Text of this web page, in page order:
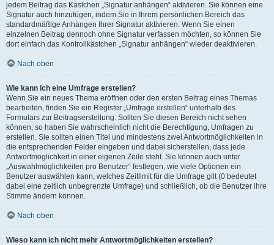
jedem Beitrag das Kästchen „Signatur anhängen“ aktivieren. Sie können eine
Signatur auch hinzufügen, indem Sie in Ihrem persönlichen Bereich das
standardmäßige Anhängen Ihrer Signatur aktivieren. Wenn Sie einen
einzelnen Beitrag dennoch ohne Signatur verfassen möchten, so können Sie
dort einfach das Kontrollkästchen „Signatur anhängen“ wieder deaktivieren.
Nach oben
Wie kann ich eine Umfrage erstellen?
Wenn Sie ein neues Thema eröffnen oder den ersten Beitrag eines Themas
bearbeiten, finden Sie ein Register „Umfrage erstellen“ unterhalb des
Formulars zur Beitragserstellung. Sollten Sie diesen Bereich nicht sehen
können, so haben Sie wahrscheinlich nicht die Berechtigung, Umfragen zu
erstellen. Sie sollten einen Titel und mindestens zwei Antwortmöglichkeiten in
die entsprechenden Felder eingeben und dabei sicherstellen, dass jede
Antwortmöglichkeit in einer eigenen Zeile steht. Sie können auch unter
„Auswahlmöglichkeiten pro Benutzer“ festlegen, wie viele Optionen ein
Benutzer auswählen kann, welches Zeitlimit für die Umfrage gilt (0 bedeutet
dabei eine zeitlich unbegrenzte Umfrage) und schließlich, ob die Benutzer ihre
Stimme ändern können.
Nach oben
Wieso kann ich nicht mehr Antwortmöglichkeiten erstellen?